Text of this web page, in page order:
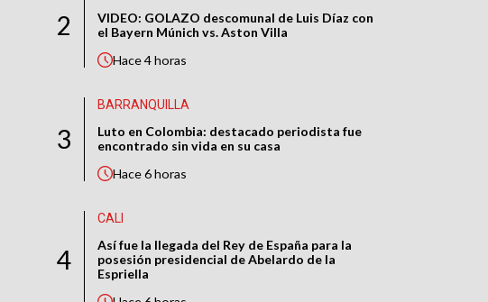
2
VIDEO: GOLAZO descomunal de Luis Díaz con
el Bayern Múnich vs. Aston Villa
Hace4 horas
3
BARRANQUILLA
Luto en Colombia: destacado periodista fue
encontrado sin vida en su casa
Hace6 horas
4
CALI
Así fue la llegada del Rey de España para la
posesión presidencial de Abelardo de la
Espriella